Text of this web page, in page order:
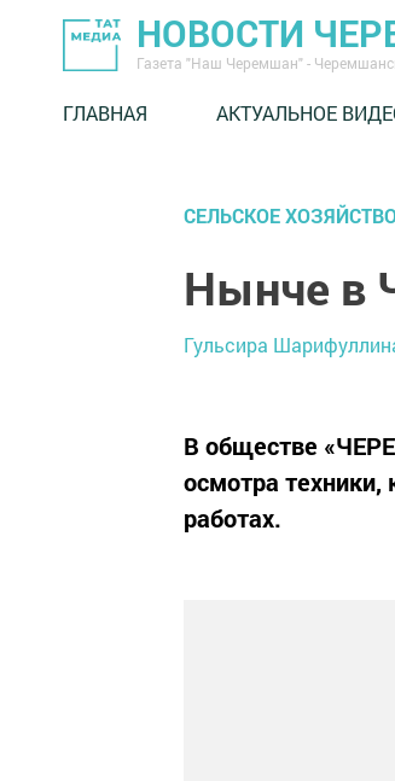
НОВОСТИ
Газета "Наш Черемшан" -
ГЛАВНАЯ АКТУАЛЬНОЕ
СЕЛЬСКОЕ
Нынче в
Гульсира
В обществе
осмотра техники,
работах.